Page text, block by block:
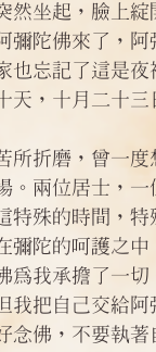
坐起，臉上綻
彌陀佛來了，
忘記了這是夜
天，十月二十
所折磨，曾一
。兩位居士，
特殊的時間，
彌陀的呵護之
為我承擔了一
把自己交給阿
念佛，不要執